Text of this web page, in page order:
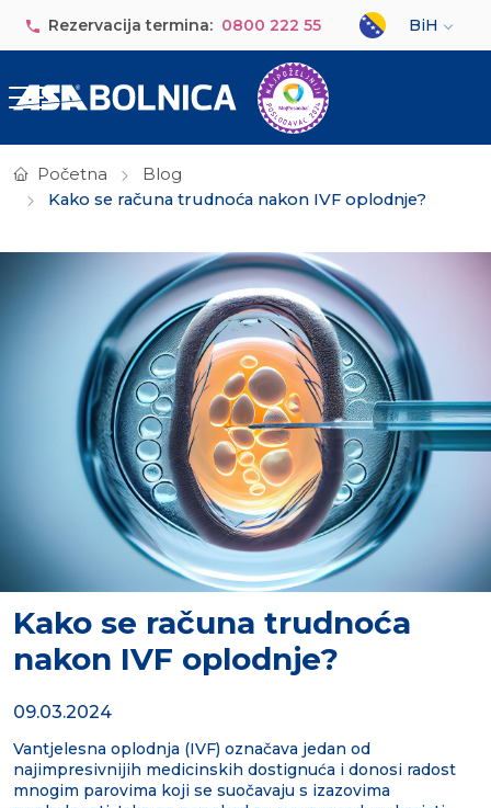
Rezervacija termina: 0800 222 55
Select your
BiH
Početna
Blog
Kako se računa trudnoća nakon IVF oplodnje?
Kako se računa trudnoća
nakon IVF oplodnje?
09.03.2024
Vantjelesna oplodnja (IVF) označava jedan od
najimpresivnijih medicinskih dostignuća i donosi radost
mnogim parovima koji se suočavaju s izazovima